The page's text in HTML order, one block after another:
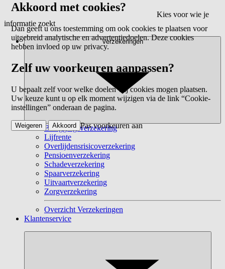
Kies voor wie je
informatie zoekt
Verzekeringen
Beleggingsverzekering
Lijfrente
Overlijdensrisicoverzekering
Pensioenverzekering
Schadeverzekering
Spaarverzekering
Uitvaartverzekering
Zorgverzekering
Overzicht Verzekeringen
Klantenservice
Akkoord met cookies?
Dan geeft u ons toestemming om ook cookies te plaatsen voor
uitgebreid analytische en advertentiedoelen. Deze cookies
hebben invloed op uw privacy.
Zelf uw voorkeuren aanpassen?
U bepaalt zelf voor welke doelen wij cookies mogen plaatsen.
Uw keuze kunt u op elk moment wijzigen via de link “Cookie-
instellingen” onderaan de pagina.
Pas voorkeuren aan
Weigeren Akkoord